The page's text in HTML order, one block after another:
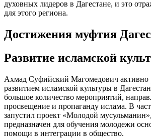
духовных лидеров в Дагестане, и это
для этого региона.
Достижения муфтия
Развитие исламской
Ахмад Суфийский Магомедович активно
развитием исламской культуры в
большое количество мероприятий,
просвещение и пропаганду ислама. В
запустил проект «Молодой
предназначен для обучения молодежи
помощи в интеграции в общество.